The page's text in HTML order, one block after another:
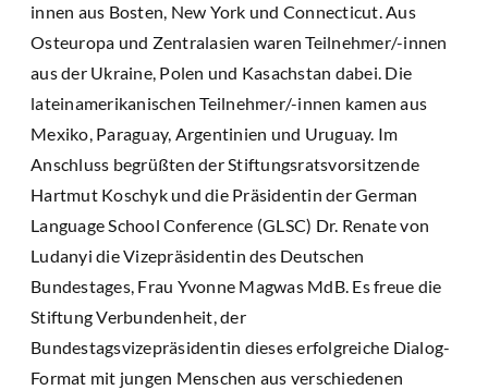
innen aus Bosten, New York und Connecticut. Aus
Osteuropa und Zentralasien waren Teilnehmer/-innen
aus der Ukraine, Polen und Kasachstan dabei. Die
lateinamerikanischen Teilnehmer/-innen kamen aus
Mexiko, Paraguay, Argentinien und Uruguay. Im
Anschluss begrüßten der Stiftungsratsvorsitzende
Hartmut Koschyk und die Präsidentin der German
Language School Conference (GLSC) Dr. Renate von
Ludanyi die Vizepräsidentin des Deutschen
Bundestages, Frau Yvonne Magwas MdB. Es freue die
Stiftung Verbundenheit, der
Bundestagsvizepräsidentin dieses erfolgreiche Dialog-
Format mit jungen Menschen aus verschiedenen